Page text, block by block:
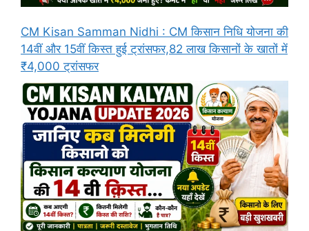
CM Kisan Samman Nidhi : CM किसान निधि योजना की
14वीं और 15वीं किस्त हुई ट्रांसफर,82 लाख किसानों के खातों में
₹4,000 ट्रांसफर